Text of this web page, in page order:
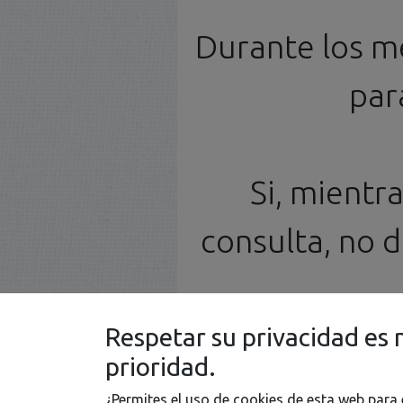
Durante los
Si,
consulta, no
Respetar su privacidad es
prioridad.
¿Permites el uso de cookies de esta web para